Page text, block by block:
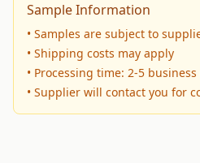
Sample Information
• Samples are subject to
• Shipping costs may apply
• Processing time: 2-5 business
• Supplier will contact you for